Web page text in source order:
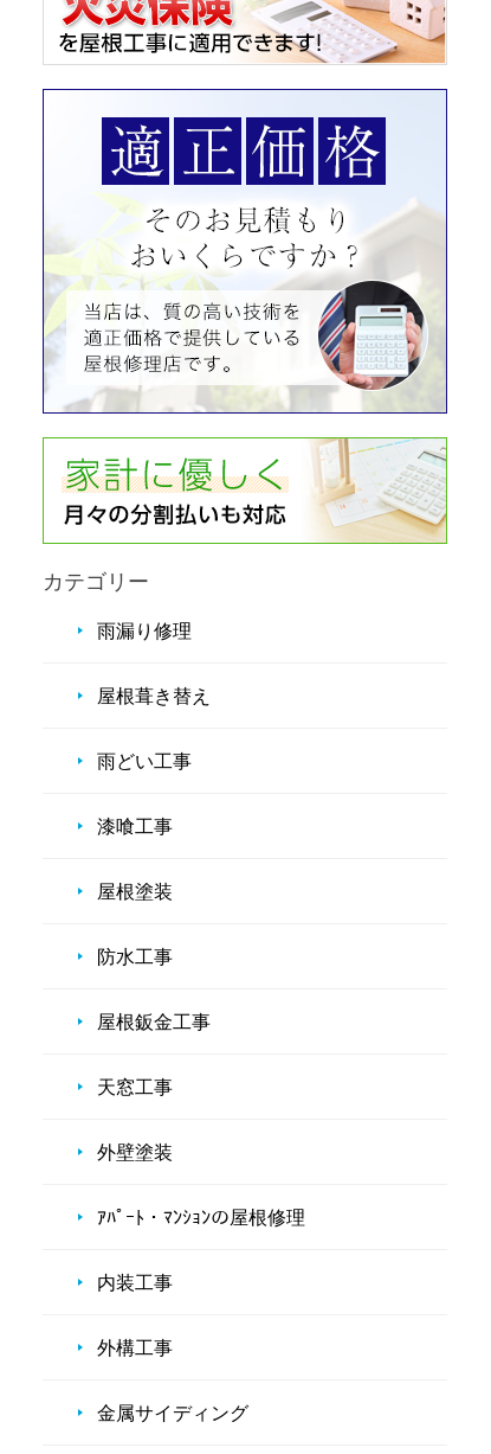
カテゴリー
雨漏り修理
屋根葺き替え
雨どい工事
漆喰工事
屋根塗装
防水工事
屋根鈑金工事
天窓工事
外壁塗装
ｱﾊﾟｰﾄ・ﾏﾝｼｮﾝの屋根修理
内装工事
外構工事
金属サイディング